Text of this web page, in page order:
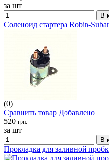
за шт
В
Соленоид стартера Robin-
(0)
Сравнить товар Добавлено
520 грн.
за шт
В
Прокладка для заливной